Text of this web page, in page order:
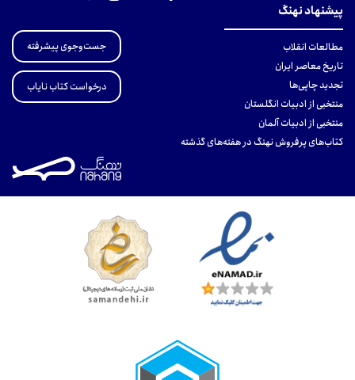
پیشنهاد نهنگ
مطالعات انقلاب
تاریخ معاصر ایران
تجدید چاپی‌ها
منتخبی از ادبیات انگلستان
منتخبی از ادبیات آلمان
کتاب‌های پرفروش نهنگ در هفته‌های گذشته
جست‌وجوی پیشرفته
درخواست کتاب نایاب